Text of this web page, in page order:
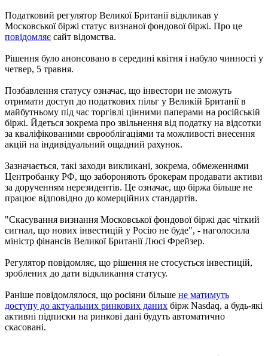
Податковий регулятор Великої Британії відкликав у
Московської біржі статус визнаної фондової біржі. Про це
повідомляє сайт відомства.
Рішення було анонсовано в середині квітня і набуло чинності у
четвер, 5 травня.
Позбавлення статусу означає, що інвестори не зможуть
отримати доступ до податкових пільг у Великій Британії в
майбутньому під час торгівлі цінними паперами на російській
біржі. Йдеться зокрема про звільнення від податку на відсотки
за кваліфікованими єврооблігаціями та можливості внесення
акцій на індивідуальний ощадний рахунок.
Зазначається, такі заходи викликані, зокрема, обмеженнями
Центробанку РФ, що забороняють брокерам продавати активи
за дорученням нерезидентів. Це означає, що біржа більше не
працює відповідно до комерційних стандартів.
"Скасування визнання Московської фондової біржі дає чіткий
сигнал, що нових інвестицій у Росію не буде", - наголосила
міністр фінансів Великої Британії Люсі Фрейзер.
Регулятор повідомляє, що рішення не стосується інвестицій,
зроблених до дати відкликання статусу.
Раніше повідомлялося, що росіяни більше не матимуть
доступу до актуальних ринкових даних бірж Nasdaq, а будь-які
активні підписки на ринкові дані будуть автоматично
скасовані.